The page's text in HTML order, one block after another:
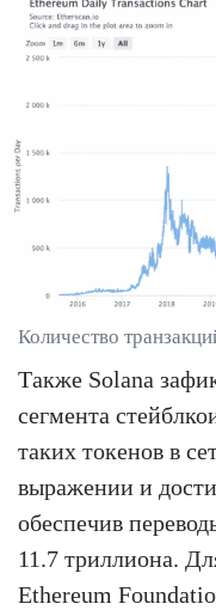
Количество
Также Solana
сегмента
таких токенов в
выражении и
обеспечив
11.7 триллиона.
Ethereum